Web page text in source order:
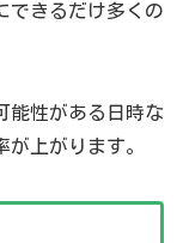
できるだけ多くの
能性がある日時な
上がります。